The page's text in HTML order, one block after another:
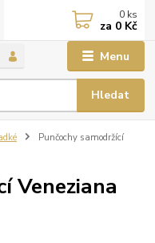
Menu
Hledat
0 ks
za 0 Kč
Punčochy samodržící
Veneziana